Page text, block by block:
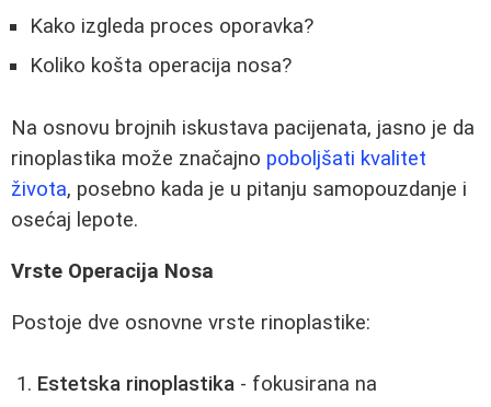
Kako izgleda proces oporavka?
Koliko košta operacija nosa?
Na osnovu brojnih iskustava pacijenata, jasno je da
rinoplastika može značajno poboljšati kvalitet
života, posebno kada je u pitanju samopouzdanje i
osećaj lepote.
Vrste Operacija Nosa
Postoje dve osnovne vrste rinoplastike:
Estetska rinoplastika - fokusirana na